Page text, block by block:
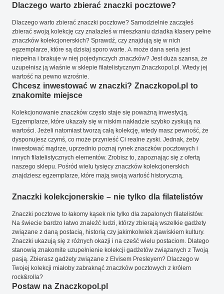
Dlaczego warto zbierać znaczki pocztowe?
Dlaczego warto zbierać znaczki pocztowe? Samodzielnie zacząłeś
zbierać swoją kolekcję czy znalazłeś w mieszkaniu dziadka klasery pełne
znaczków kolekcjonerskich? Sprawdź, czy znajdują się w nich
egzemplarze, które są dzisiaj sporo warte. A może dana seria jest
niepełna i brakuje w niej pojedynczych znaczków? Jest duża szansa, że
uzupełnisz ją właśnie w sklepie filatelistycznym Znaczkopol.pl. Wtedy jej
wartość na pewno wzrośnie.
Chcesz inwestować w znaczki? Znaczkopol.pl to
znakomite miejsce
Kolekcjonowanie znaczków często staje się poważną inwestycją.
Egzemplarze, które ukazały się w niskim nakładzie szybko zyskują na
wartości. Jeżeli natomiast tworzą całą kolekcję, wtedy masz pewność, że
dysponujesz czymś, co może przynieść Ci realne zyski. Jednak, żeby
inwestować mądrze, uprzednio poznaj rynek znaczków pocztowych i
innych filatelistycznych elementów. Zrobisz to, zapoznając się z ofertą
naszego sklepu. Pośród wielu tysięcy znaczków kolekcjonerskich
znajdziesz egzemplarze, które mają swoją wartość historyczną.
Znaczki kolekcjonerskie – nie tylko dla filatelistów
Znaczki pocztowe to łakomy kąsek nie tylko dla zapalonych filatelistów.
Na świecie bardzo łatwo znaleźć ludzi, którzy zbierają wszelkie gadżety
związane z daną postacią, historią czy jakimkolwiek zjawiskiem kultury.
Znaczki ukazują się z różnych okazji i na cześć wielu postaciom. Dlatego
stanowią znakomite uzupełnienie kolekcji gadżetów związanych z Twoją
pasją. Zbierasz gadżety związane z Elvisem Presleyem? Dlaczego w
Twojej kolekcji miałoby zabraknąć znaczków pocztowych z królem
rock&rolla?
Postaw na Znaczkopol.pl